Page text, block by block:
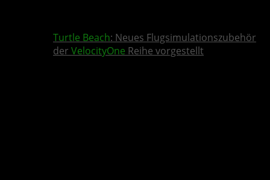
Turtle Beach: Neues Flugsimulationszubehör
der VelocityOne Reihe vorgestellt